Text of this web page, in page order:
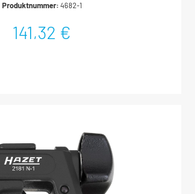
aus legiertem StahlOberfläche:
mmNetto-Gewicht (kg): 1.21 kg
Produktnummer: 4682-1
141,32 €